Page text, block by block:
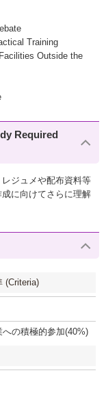
Training
Outside the
Required
ジュメや配布資料等
に向けてさらに理解
(Criteria)
への積極的参加(40%)